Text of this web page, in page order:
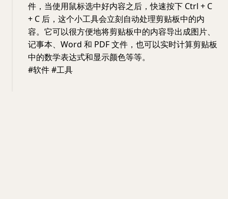
件，当使用鼠标选中好内容之后，快速按下 Ctrl + C
+ C 后，这个小工具会立刻自动处理剪贴板中的内
容。它可以很方便地将剪贴板中的内容导出成图片、
记事本、Word 和 PDF 文件，也可以实时计算剪贴板
中的数学表达式和显示颜色等等。
#软件 #工具